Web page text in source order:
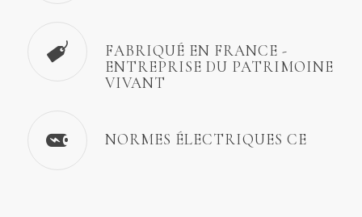
FABRIQUÉ EN FRANCE -
ENTREPRISE DU PATRIMOINE
VIVANT
NORMES ÉLECTRIQUES CE